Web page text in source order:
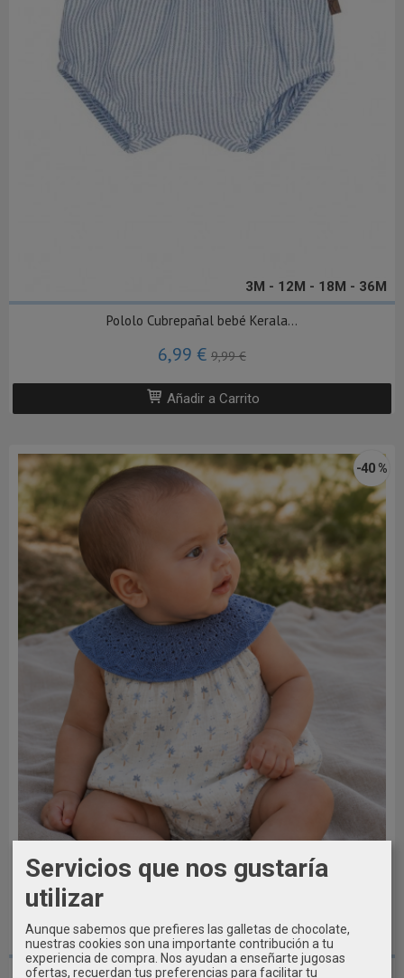
3M - 12M - 18M - 36M
Pololo Cubrepañal bebé Kerala...
6,99 € 9,99 €
Añadir a Carrito
3 MESES / 62CM
-40 %
Pelele Ranita bebé niño MAC ILUSION...
Servicios que nos gustaría
utilizar
Aunque sabemos que prefieres las galletas de chocolate,
nuestras cookies son una importante contribución a tu
experiencia de compra. Nos ayudan a enseñarte jugosas
ofertas, recuerdan tus preferencias para facilitar tu